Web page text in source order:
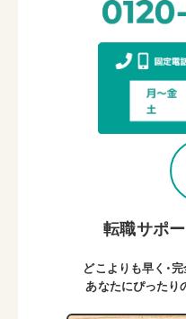
転職サポ
どこよりも早く・
あなたにぴったり